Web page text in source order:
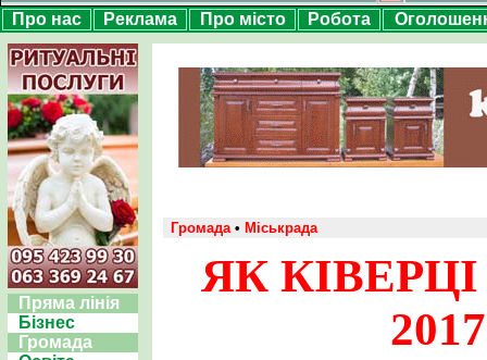
Про нас Реклама Про місто Робота
Пряма лінія
Бізнес
Громада
Громада• Міськрада
ЯК